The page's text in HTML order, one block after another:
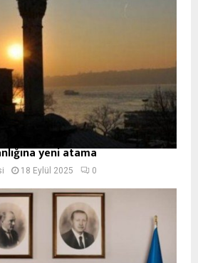
yeni atama
18 Eylül 2025 0